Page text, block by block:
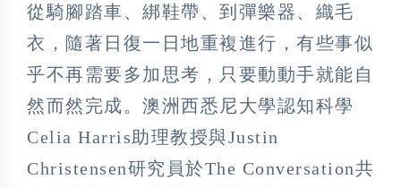
從騎腳踏車、綁鞋帶、到彈樂器、織毛
衣，隨著日復一日地重複進行，有些事似
乎不再需要多加思考，只要動動手就能自
然而然完成。澳洲西悉尼大學認知科學
Celia Harris助理教授與Justin
Christensen研究員於The Conversation共